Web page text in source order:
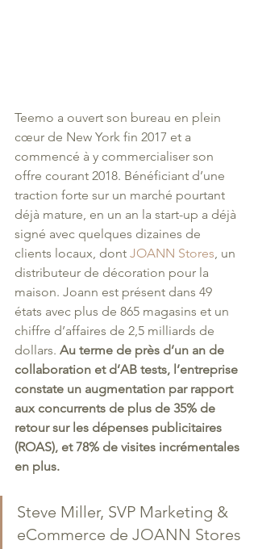
Teemo a ouvert son bureau en plein
cœur de New York fin 2017 et a
commencé à y commercialiser son
offre courant 2018. Bénéficiant d’une
traction forte sur un marché pourtant
déjà mature, en un an la start-up a déjà
signé avec quelques dizaines de
clients locaux, dont JOANN Stores, un
distributeur de décoration pour la
maison. Joann est présent dans 49
états avec plus de 865 magasins et un
chiffre d’affaires de 2,5 milliards de
dollars. Au terme de près d’un an de
collaboration et d’AB tests, l’entreprise
constate un augmentation par rapport
aux concurrents de plus de 35% de
retour sur les dépenses publicitaires
(ROAS), et 78% de visites incrémentales
en plus.
Steve Miller, SVP Marketing &
eCommerce de JOANN Stores